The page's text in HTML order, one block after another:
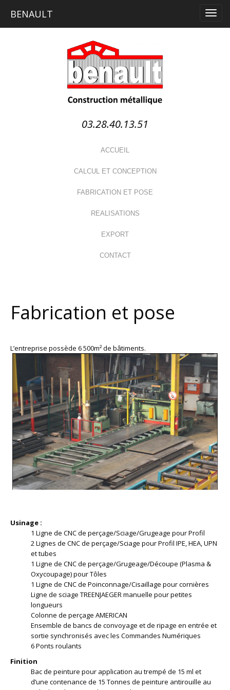
BENAULT
03.28.40.13.51
ACCUEIL
CALCUL ET CONCEPTION
FABRICATION ET POSE
REALISATIONS
EXPORT
CONTACT
Fabrication et pose
L’entreprise possède 6 500m² de bâtiments.
Usinage :
1 Ligne de CNC de perçage/Sciage/Grugeage pour Profil
2 Lignes de CNC de perçage/Sciage pour Profil IPE, HEA, UPN
et tubes
1 Ligne de CNC de perçage/Grugeage/Découpe (Plasma &
Oxycoupage) pour Tôles
1 Ligne de CNC de Poinconnage/Cisaillage pour cornières
Ligne de sciage TREENJAEGER manuelle pour petites
longueurs
Colonne de perçage AMERICAN
Ensemble de bancs de convoyage et de ripage en entrée et
sortie synchronisés avec les Commandes Numériques
6 Ponts roulants
Finition
Bac de peinture pour application au trempé de 15 ml et
d’une contenance de 15 Tonnes de peinture antirouille au